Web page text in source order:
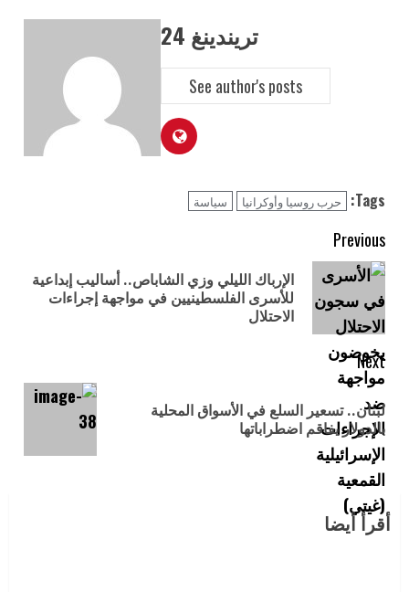
تريندينغ 24
See author's posts
Tags: حرب روسيا وأوكرانيا سياسة
Previous
الإرباك الليلي وزي الشاباص.. أساليب إبداعية
للأسرى الفلسطينيين في مواجهة إجراءات
الاحتلال
Next
لبنان.. تسعير السلع في الأسواق المحلية
بالدولار يفاقم اضطراباتها
أقرأ أيضا